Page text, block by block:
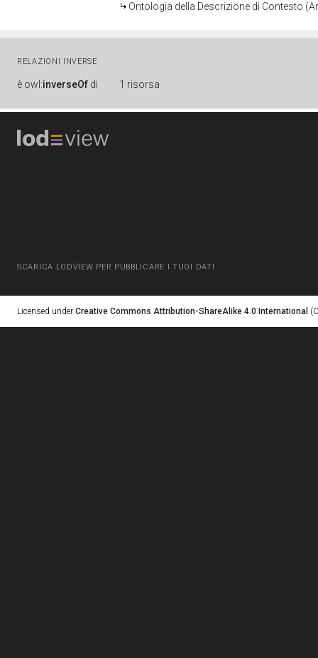
Ontologia della Descrizione di Contesto
RELAZIONI INVERSE
è owl:inverseOf di 1 risorsa
SCARICA LODVIEW PER PUBBLICARE I TUOI DATI
Licensed under Creative Commons Attribution-ShareAlike 4.0 International